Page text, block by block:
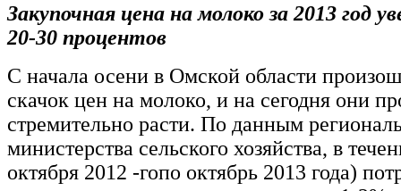
Закупочная цена на молоко за 2013 год
20-30 процентов
С начала осени в Омской области
скачок цен на молоко, и на сегодня они
стремительно расти. По данным
министерства сельского хозяйства, в
октября 2012 -гопо октябрь 2013 года)